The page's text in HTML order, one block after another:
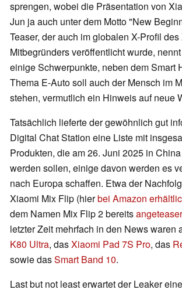
sprengen, wobei die Präsentation von
Jun ja auch unter dem Motto "New
Teaser, der auch im globalen X-Profil
Mitbegründers veröffentlicht wurde,
einige Schwerpunkte, neben dem Smart
Thema E-Auto soll auch der Mensch im
stehen, vermutlich ein Hinweis auf neue
Tatsächlich lieferte der gewöhnlich gut
Digital Chat Station eine Liste mit
Produkten, die am 26. Juni 2025 in
werden sollen, einige davon werden es
nach Europa schaffen. Etwa der
Xiaomi Mix Flip (hierbei Amazon
dem Namen Mix Flip 2 bereits
letzter Zeit mehrfach in den News waren
K80 Ultra, dasXiaomi Pad 7S Pro, das
sowie dasSmart Band 10.
Last but not least erwartet der Leaker